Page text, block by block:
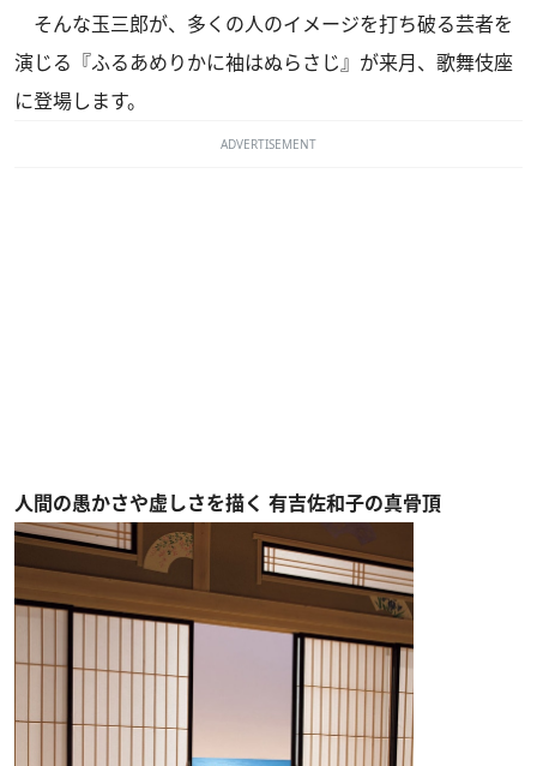
そんな玉三郎が、多くの人のイメージを打ち破る芸者を
演じる『ふるあめりかに袖はぬらさじ』が来月、歌舞伎座
に登場します。
ADVERTISEMENT
人間の愚かさや虚しさを描く 有吉佐和子の真骨頂